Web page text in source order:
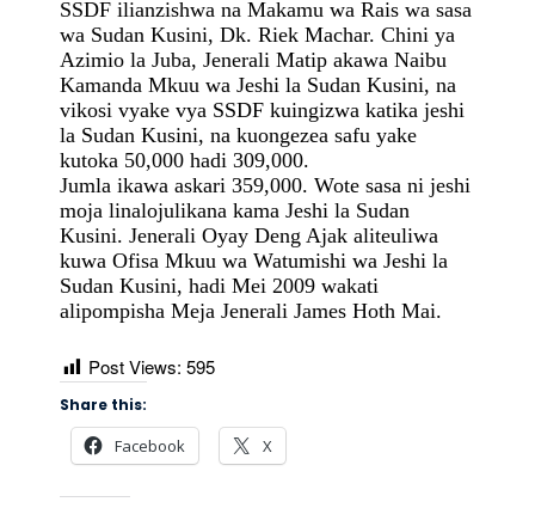
SSDF ilianzishwa na Makamu wa Rais wa sasa
wa Sudan Kusini, Dk. Riek Machar. Chini ya
Azimio la Juba, Jenerali Matip akawa Naibu
Kamanda Mkuu wa Jeshi la Sudan Kusini, na
vikosi vyake vya SSDF kuingizwa katika jeshi
la Sudan Kusini, na kuongezea safu yake
kutoka 50,000 hadi 309,000.
Jumla ikawa askari 359,000. Wote sasa ni jeshi
moja linalojulikana kama Jeshi la Sudan
Kusini. Jenerali Oyay Deng Ajak aliteuliwa
kuwa Ofisa Mkuu wa Watumishi wa Jeshi la
Sudan Kusini, hadi Mei 2009 wakati
alipompisha Meja Jenerali James Hoth Mai.
Post Views: 595
Share this:
Facebook X